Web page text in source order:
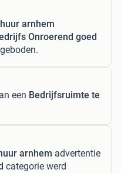
arnhem
Onroerend goed
een Bedrijfsruimte te
arnhem advertentie
categorie werd